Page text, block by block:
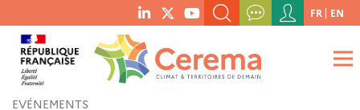
menu
social
links
RECHERCHER UN MOT-CLÉ, UNE PUBLICATION, ETC.
QUE RECHERCHEZ-VOUS ?
Menu
du
compte
de
FR EN
EVÉNEMENTS